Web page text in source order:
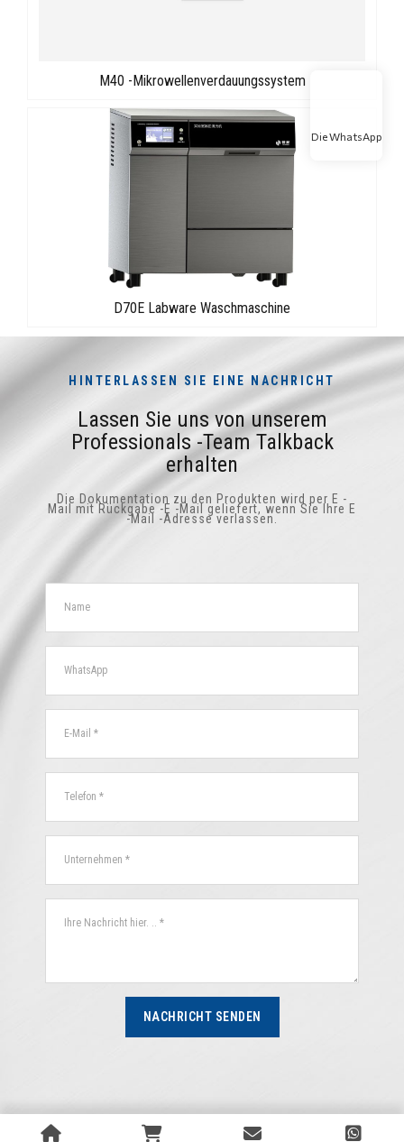
M40 -Mikrowellenverdauungssystem
D70E Labware Waschmaschine
HINTERLASSEN SIE EINE NACHRICHT
Lassen Sie uns von unserem
Professionals -Team Talkback
erhalten
Die Dokumentation zu den Produkten wird per E -
Mail mit Rückgabe -E -Mail geliefert, wenn Sie Ihre E
-Mail -Adresse verlassen.
NACHRICHT SENDEN
Die WhatsApp